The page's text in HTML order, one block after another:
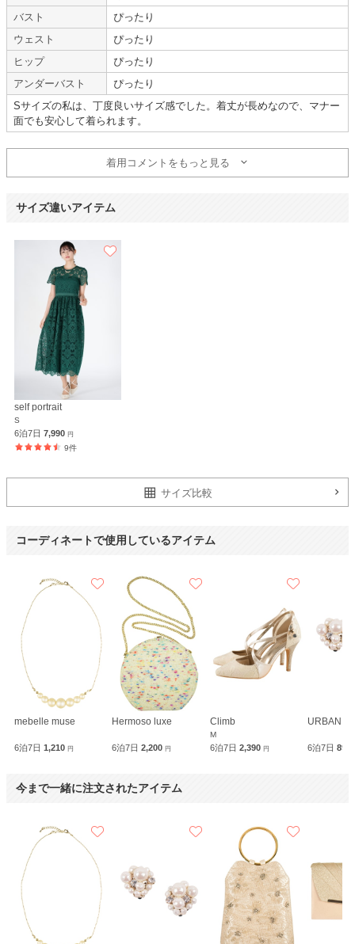
骨格ウェーブで、お腹まわりが気になる為、S-Mサイズにしました。
上半身が少しパカパカしましたが、それ以外はぴったりでした。
生地も重めなので、秋冬がいいかもしれません。
(華奢な人は、着られている感じになるかもです。)
デザインは可愛くて友人にも褒められました。
【一緒に注文した商品】
20代後半
150〜154cm
体重 :40～44kg
体型 :標準
派手な訳でもなく、落ち着いた色でしたが、レースのドレスが珍しく他の方
とかぶらず着れました。
バスト
ぴったり
ウェスト
ぴったり
ヒップ
ぴったり
アンダーバスト
ぴったり
Sサイズの私は、丁度良いサイズ感でした。着丈が長めなので、マナー
面でも安心して着られます。
着用コメントをもっと見る
サイズ違いアイテム
self portrait
S
6泊7日 7,990 円
9件
サイズ比較
コーディネートで使用しているアイテム
mebelle muse
6泊7日 1,210 円
Hermoso luxe
6泊7日2,200円
Climb
M
6泊7日 2,390 円
URBAN
6泊7日 890
今まで一緒に注文されたアイテム